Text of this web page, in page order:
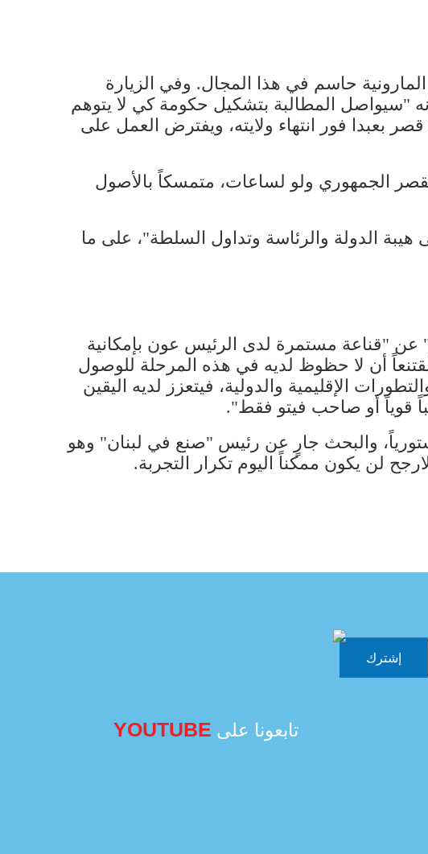
حاسم في هذا المجال. وفي الزيارة
"سيواصل المطالبة بتشكيل حكومة كي لا يتوهم
بعبدا فور انتهاء ولايته، ويفترض العمل على
الجمهوري ولو لساعات، متمسكاً بالأصول
الدولة والرئاسة وتداول السلطة"، على ما
"قناعة مستمرة لدى الرئيس عون بإمكانية
أن لا حظوظ لديه في هذه المرحلة للوصول
الإقليمية والدولية، فيتعزز لديه اليقين
قوياً أو صاحب فيتو فقط".
والبحث جارٍ عن رئيس "صنع في لبنان" وهو
لن يكون ممكناً اليوم تكرار التجربة.
تابعونا على YOUTUBE